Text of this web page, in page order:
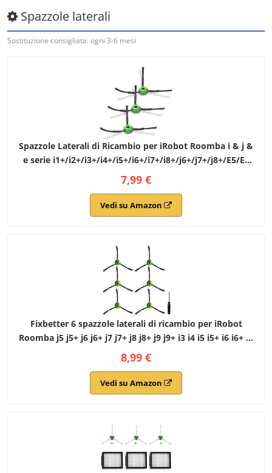
Spazzole laterali
Sostituzione consigliata: ogni 3-6 mesi
Spazzole Laterali di Ricambio per iRobot Roomba i & j &
e serie i1+/i2+/i3+/i4+/i5+/i6+/i7+/i8+/j6+/j7+/j8+/E5/E6
(confezione da 3)
7,99 €
Vedi su Amazon
Fixbetter 6 spazzole laterali di ricambio per iRobot
Roomba j5 j5+ j6 j6+ j7 j7+ j8 j8+ j9 j9+ i3 i4 i5 i5+ i6 i6+ i7
i7+ i8 i8+ e5 e6 5150 6198 7150 7550 j & i & e series
Accessori per aspirapolvere
8,99 €
Vedi su Amazon